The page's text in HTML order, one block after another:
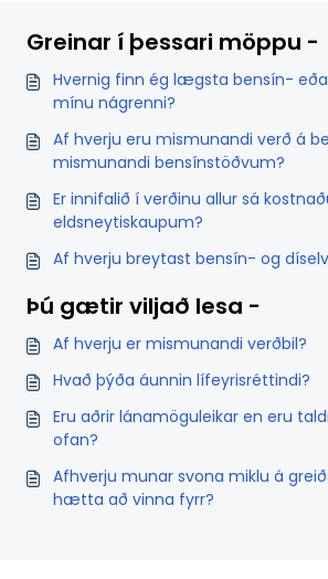
Greinar í þessari möppu -
Hvernig finn ég lægsta bensín-
mínu nágrenni?
Af hverju eru mismunandi verð á
mismunandi bensínstöðvum?
Er innifalið í verðinu allur sá
eldsneytiskaupum?
Af hverju breytast bensín- og
Þú gætir viljað lesa -
Af hverju er mismunandi verðbil?
Hvað þýða áunnin lífeyrisréttindi?
Eru aðrir lánamöguleikar en eru
ofan?
Afhverju munar svona miklu á
hætta að vinna fyrr?